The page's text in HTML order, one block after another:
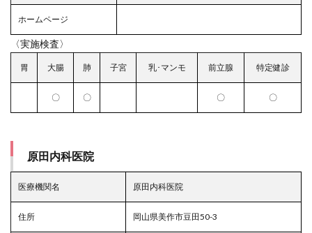
ホームページ
〈実施検査〉
胃 大腸 肺 子宮 乳･マンモ 前立腺 特定健診
〇 〇 〇 〇
原田内科医院
医療機関名 原田内科医院
住所 岡山県美作市豆田50-3